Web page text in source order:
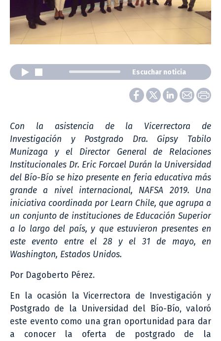
Escuchar noticia
Con la asistencia de la Vicerrectora de
Investigación y Postgrado Dra. Gipsy Tabilo
Munizaga y el Director General de Relaciones
Institucionales Dr. Eric Forcael Durán la Universidad
del Bío-Bío se hizo presente en feria educativa más
grande a nivel internacional, NAFSA 2019. Una
iniciativa coordinada por Learn Chile, que agrupa a
un conjunto de instituciones de Educación Superior
a lo largo del país, y que estuvieron presentes en
este evento entre el 28 y el 31 de mayo, en
Washington, Estados Unidos.
Por Dagoberto Pérez.
En la ocasión la Vicerrectora de Investigación y
Postgrado de la Universidad del Bío-Bío, valoró
este evento como una gran oportunidad para dar
a conocer la oferta de postgrado de la